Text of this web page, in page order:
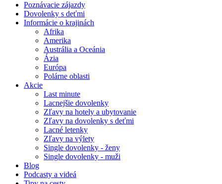
Poznávacie zájazdy
Dovolenky s deťmi
Informácie o krajinách
Afrika
Amerika
Austrália a Oceánia
Ázia
Európa
Polárne oblasti
Akcie
Last minute
Lacnejšie dovolenky
Zľavy na hotely a ubytovanie
Zľavy na dovolenky s deťmi
Lacné letenky
Zľavy na výlety
Single dovolenky - ženy
Single dovolenky - muži
Blog
Podcasty a videá